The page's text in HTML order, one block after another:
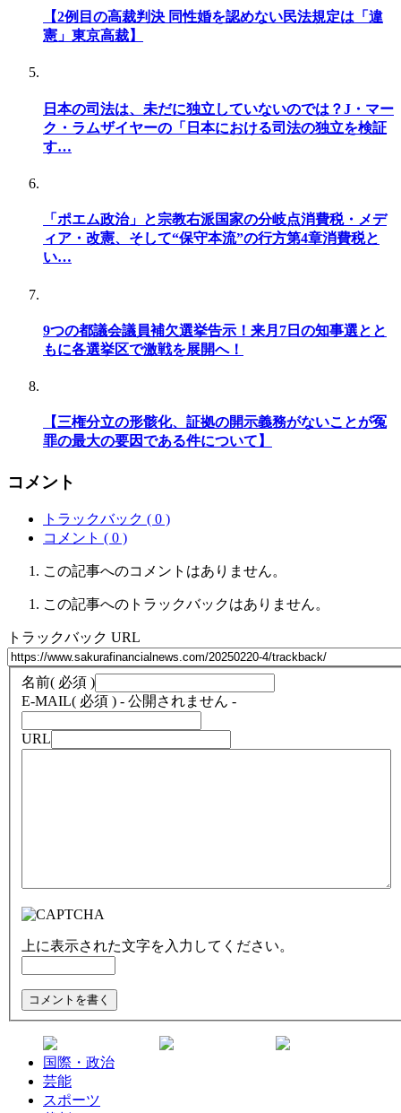
【2例目の高裁判決 同性婚を認めない民法規定は「違
憲」東京高裁】
日本の司法は、未だに独立していないのでは？J・マー
ク・ラムザイヤーの「日本における司法の独立を検証
す…
「ポエム政治」と宗教右派国家の分岐点消費税・メデ
ィア・改憲、そして“保守本流”の行方第4章消費税と
い…
9つの都議会議員補欠選挙告示！来月7日の知事選とと
もに各選挙区で激戦を展開へ！
【三権分立の形骸化、証拠の開示義務がないことが冤
罪の最大の要因である件について】
コメント
トラックバック ( 0 )
コメント ( 0 )
この記事へのコメントはありません。
この記事へのトラックバックはありません。
トラックバック URL
名前( 必須 )
E-MAIL( 必須 ) - 公開されません -
URL
上に表示された文字を入力してください。
国際・政治
芸能
スポーツ